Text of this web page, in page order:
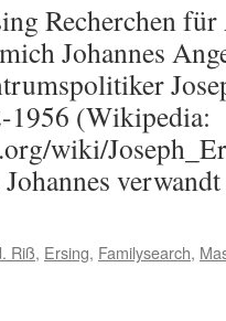
Recherchen
Johannes
1956 (Wikipedia:
wiki/
Riß, Ersing, Familysearch,